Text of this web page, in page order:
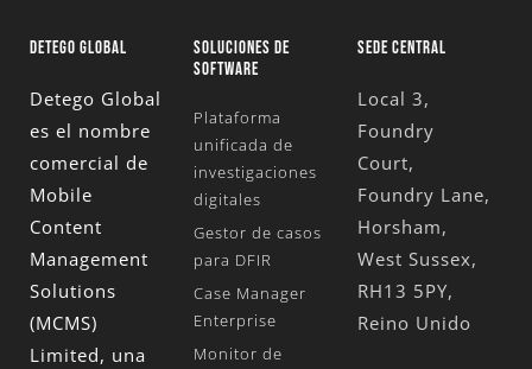
DETEGO GLOBAL
Detego Global
es el nombre
comercial de
Mobile
Content
Management
Solutions
(MCMS)
Limited, una
SOLUCIONES DE
SOFTWARE
Plataforma
unificada de
investigaciones
digitales
Gestor de casos
para DFIR
Case Manager
Enterprise
Monitor de
SEDE CENTRAL
Local 3,
Foundry
Court,
Foundry Lane,
Horsham,
West Sussex,
RH13 5PY,
Reino Unido